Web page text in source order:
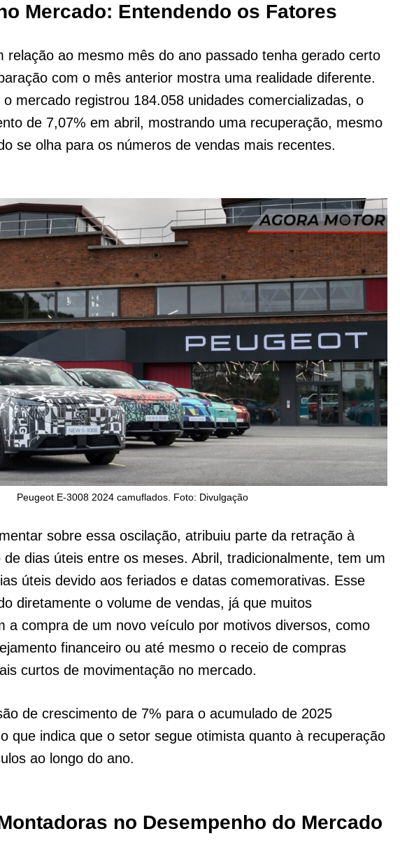
Mercado: Entendendo os Fatores
relação ao mesmo mês do ano passado tenha gerado certo
com o mês anterior mostra uma realidade diferente.
mercado registrou 184.058 unidades comercializadas, o
de 7,07% em abril, mostrando uma recuperação, mesmo
se olha para os números de vendas mais recentes.
Peugeot E-3008 2024 camuflados. Foto: Divulgação
sobre essa oscilação, atribuiu parte da retração à
dias úteis entre os meses. Abril, tradicionalmente, tem um
úteis devido aos feriados e datas comemorativas. Esse
diretamente o volume de vendas, já que muitos
a compra de um novo veículo por motivos diversos, como
financeiro ou até mesmo o receio de compras
curtos de movimentação no mercado.
de crescimento de 7% para o acumulado de 2025
que indica que o setor segue otimista quanto à recuperação
ao longo do ano.
no Desempenho do Mercado